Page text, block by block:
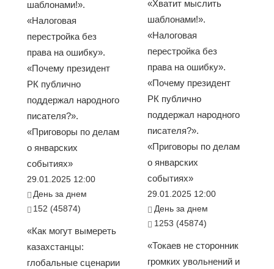
шаблонами!».
«Налоговая
перестройка без
права на ошибку».
«Почему президент
РК публично
поддержал народного
писателя?».
«Приговоры по делам
о январских
событиях»
29.01.2025 12:00
День за днем
152 (45874)
«Как могут вымереть
казахстанцы:
глобальные сценарии
«Хватит мыслить
шаблонами!».
«Налоговая
перестройка без
права на ошибку».
«Почему президент
РК публично
поддержал народного
писателя?».
«Приговоры по делам
о январских
событиях»
29.01.2025 12:00
День за днем
1253 (45874)
«Токаев не сторонник
громких увольнений и